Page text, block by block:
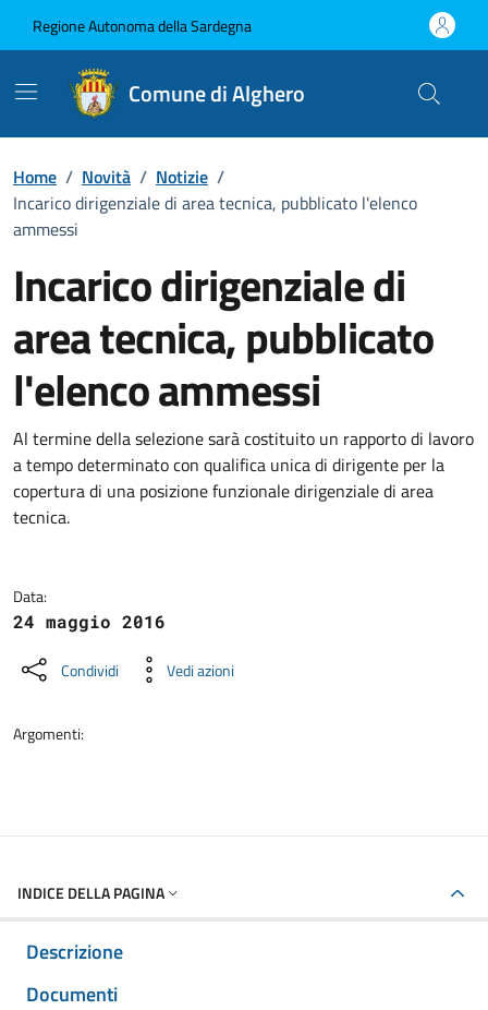
Regione Autonoma della Sardegna
Comune di Alghero
Home / Novità / Notizie /
Incarico dirigenziale di area tecnica, pubblicato l'elenco
ammessi
Incarico dirigenziale di
area tecnica, pubblicato
l'elenco ammessi
Dettagli della notizia
Al termine della selezione sarà costituito un rapporto di lavoro
a tempo determinato con qualifica unica di dirigente per la
copertura di una posizione funzionale dirigenziale di area
tecnica.
Data:
24 maggio 2016
Condividi Vedi azioni
Argomenti:
INDICE DELLA PAGINA
Descrizione
Documenti